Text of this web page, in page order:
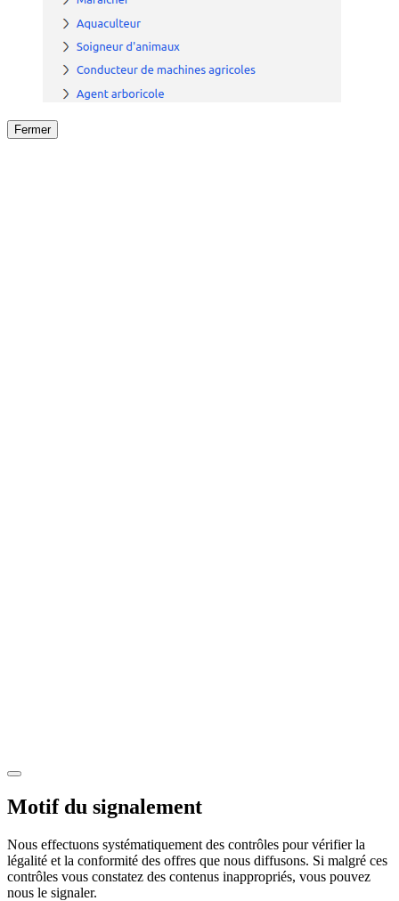
Fermer
Motif du signalement
Nous effectuons systématiquement des contrôles pour vérifier la
légalité et la conformité des offres que nous diffusons. Si malgré ces
contrôles vous constatez des contenus inappropriés, vous pouvez
nous le signaler.